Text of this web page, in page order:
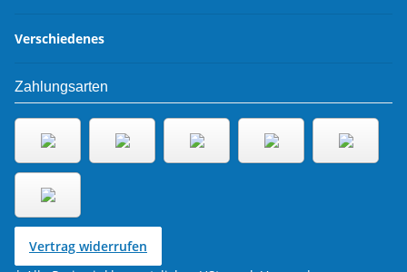
Verschiedenes
Zahlungsarten
Vertrag widerrufen